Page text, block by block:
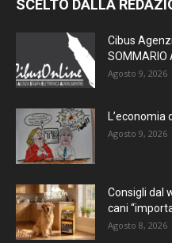
SCELTO DALLA
Cibus
SOMMARIO
Agosto 9, 2026
Agosto 9, 2026
Consigli dal
cani
Agosto 8, 2026